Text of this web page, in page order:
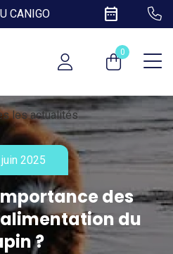
CANIGO date_range
0
les actualités
2025
des
du
?